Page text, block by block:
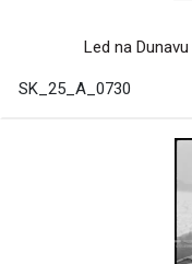
Led na
SK_25_A_0730